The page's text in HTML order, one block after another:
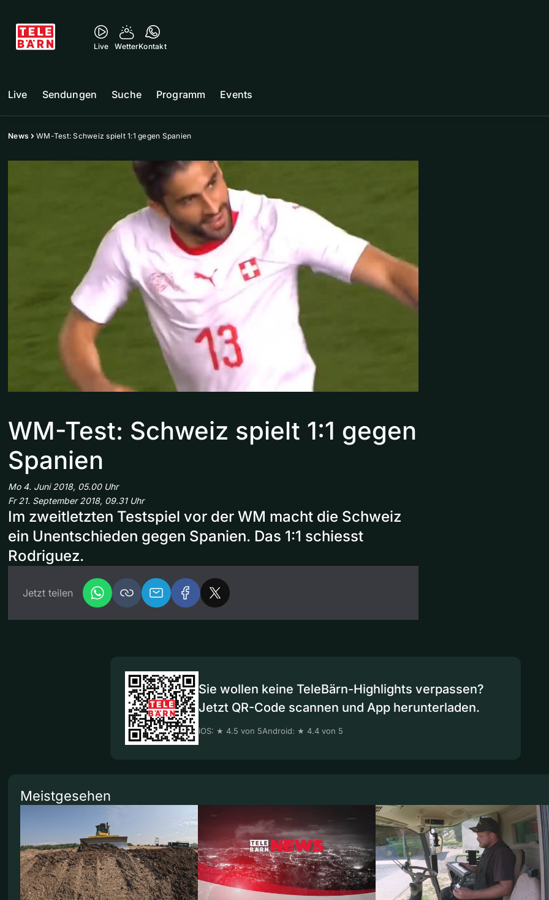
Live WetterKontakt
Live Sendungen Suche Programm Events
News WM-Test: Schweiz spielt 1:1 gegen Spanien
WM-Test: Schweiz spielt 1:1 gegen
Spanien
Mo 4. Juni 2018, 05.00 Uhr
Fr 21. September 2018, 09.31 Uhr
Im zweitletzten Testspiel vor der WM macht die Schweiz
ein Unentschieden gegen Spanien. Das 1:1 schiesst
Rodriguez.
Jetzt teilen
Sie wollen keine TeleBärn-Highlights verpassen?
Jetzt QR-Code scannen und App herunterladen.
iOS: ★ 4.5 von 5Android: ★ 4.4 von 5
Meistgesehen